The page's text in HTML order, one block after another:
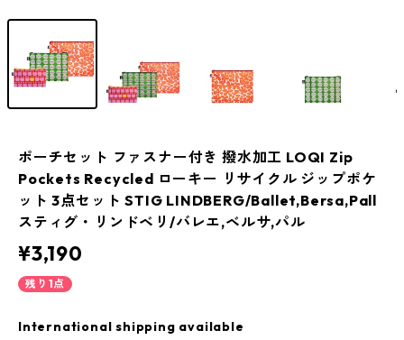
ポーチセット ファスナー付き 撥水加工 LOQI Zip
Pockets Recycled ローキー リサイクル ジップポケ
ット 3点セット STIG LINDBERG/Ballet,Bersa,Pall
スティグ・リンドベリ/バレエ,ベルサ,パル
¥3,190
残り1点
International shipping available